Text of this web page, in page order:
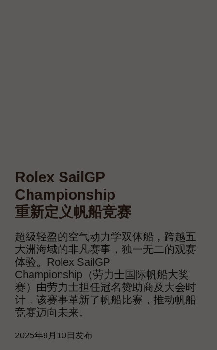
Rolex SailGP
Championship
重新定义帆船竞赛
超级轻盈的空气动力学双体船，跨越五
大洲海域的非凡赛事，独一无二的观赛
体验。Rolex SailGP
Championship（劳力士国际帆船大奖
赛）由劳力士担任冠名赞助商及大会时
计，该赛事革新了帆船比赛，推动帆船
竞赛迈向未来。
2025年9月10日发布